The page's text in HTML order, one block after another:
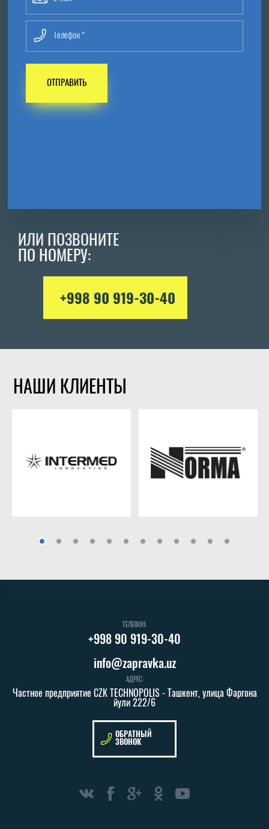
ИЛИ ПОЗВОНИТЕ
ПО НОМЕРУ:
+998 90 919-30-40
ОТПРАВИТЬ
НАШИ КЛИЕНТЫ
ТЕЛЕФОН:
+998 90 919-30-40
info@zapravka.uz
АДРЕС:
Частное предприятие CZK TECHNOPOLIS - Ташкент, улица Фаргона
йули 222/6
ОБРАТНЫЙ
ЗВОНОК